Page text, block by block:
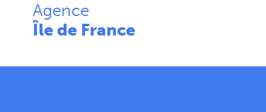
Agence
Île de France